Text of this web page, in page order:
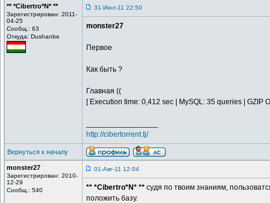
** *Cibertro*N* **
Зарегистрирован: 2011-
04-25
Сообщ.: 63
Откуда: Dushanbe
31-Июл-11 22:50
monster27
Первое
Как быть ?
Главная ((
[ Execution time: 0,412 sec | MySQL: 35 queries | GZIP
http://cibertorrent.tj/
Вернуться к началу
monster27
Зарегистрирован: 2010-
12-29
Сообщ.: 540
01-Авг-11 12:04
** *Cibertro*N* ** судя по твоим знаниям,
положить базу.